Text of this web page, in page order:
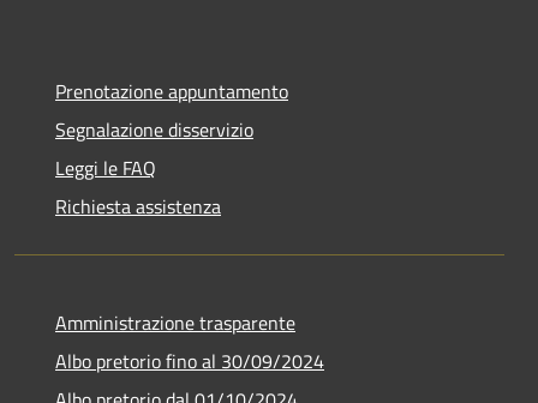
Prenotazione appuntamento
Segnalazione disservizio
Leggi le FAQ
Richiesta assistenza
Amministrazione trasparente
Albo pretorio fino al 30/09/2024